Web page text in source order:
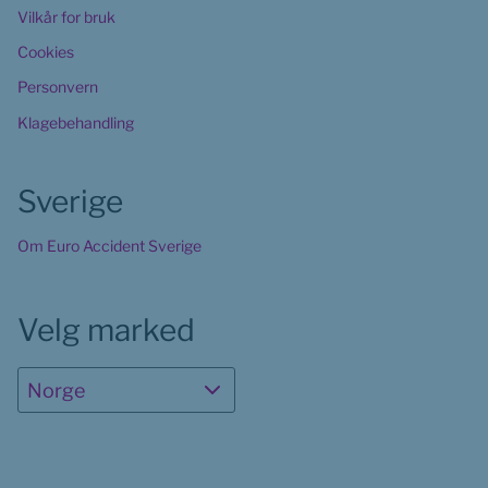
Vilkår for bruk
Cookies
Personvern
Klagebehandling
Sverige
Om Euro Accident Sverige
Velg marked
Norge